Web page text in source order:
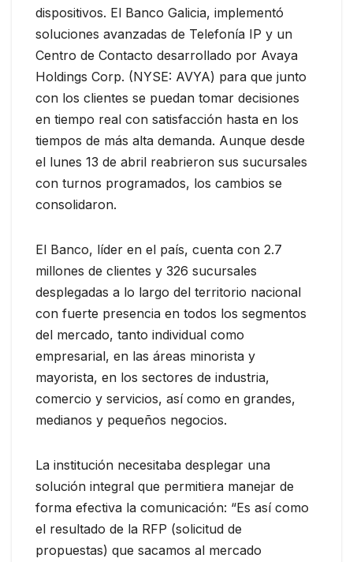
dispositivos. El Banco Galicia, implementó
soluciones avanzadas de Telefonía IP y un
Centro de Contacto desarrollado por Avaya
Holdings Corp. (NYSE: AVYA) para que junto
con los clientes se puedan tomar decisiones
en tiempo real con satisfacción hasta en los
tiempos de más alta demanda. Aunque desde
el lunes 13 de abril reabrieron sus sucursales
con turnos programados, los cambios se
consolidaron.
El Banco, líder en el país, cuenta con 2.7
millones de clientes y 326 sucursales
desplegadas a lo largo del territorio nacional
con fuerte presencia en todos los segmentos
del mercado, tanto individual como
empresarial, en las áreas minorista y
mayorista, en los sectores de industria,
comercio y servicios, así como en grandes,
medianos y pequeños negocios.
La institución necesitaba desplegar una
solución integral que permitiera manejar de
forma efectiva la comunicación: “Es así como
el resultado de la RFP (solicitud de
propuestas) que sacamos al mercado